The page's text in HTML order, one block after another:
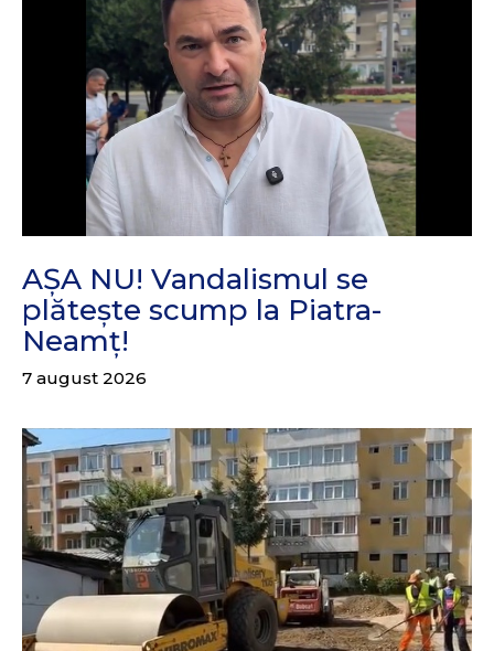
AȘA NU! Vandalismul se
plătește scump la Piatra-
Neamț!
7 august 2026